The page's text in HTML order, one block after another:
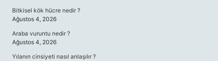
Bitkisel kök hücre nedir ?
Ağustos 4, 2026
Araba vuruntu nedir ?
Ağustos 4, 2026
Yılanın cinsiyeti nasıl anlaşılır ?